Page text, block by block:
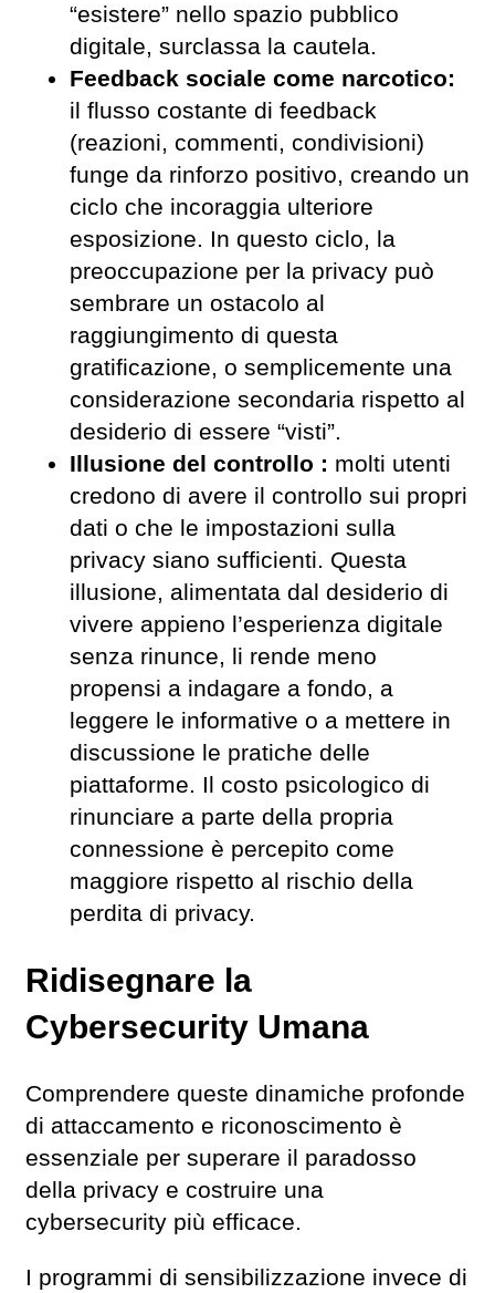
“esistere” nello spazio pubblico
digitale, surclassa la cautela.
Feedback sociale come narcotico:
il flusso costante di feedback
(reazioni, commenti, condivisioni)
funge da rinforzo positivo, creando un
ciclo che incoraggia ulteriore
esposizione. In questo ciclo, la
preoccupazione per la privacy può
sembrare un ostacolo al
raggiungimento di questa
gratificazione, o semplicemente una
considerazione secondaria rispetto al
desiderio di essere “visti”.
Illusione del controllo : molti utenti
credono di avere il controllo sui propri
dati o che le impostazioni sulla
privacy siano sufficienti. Questa
illusione, alimentata dal desiderio di
vivere appieno l’esperienza digitale
senza rinunce, li rende meno
propensi a indagare a fondo, a
leggere le informative o a mettere in
discussione le pratiche delle
piattaforme. Il costo psicologico di
rinunciare a parte della propria
connessione è percepito come
maggiore rispetto al rischio della
perdita di privacy.
Ridisegnare la
Cybersecurity Umana
Comprendere queste dinamiche profonde
di attaccamento e riconoscimento è
essenziale per superare il paradosso
della privacy e costruire una
cybersecurity più efficace.
I programmi di sensibilizzazione invece di